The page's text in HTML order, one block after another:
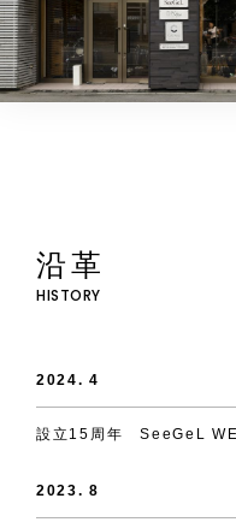
沿革
HISTORY
2024. 4
設立15周年 SeeGeL
2023. 8